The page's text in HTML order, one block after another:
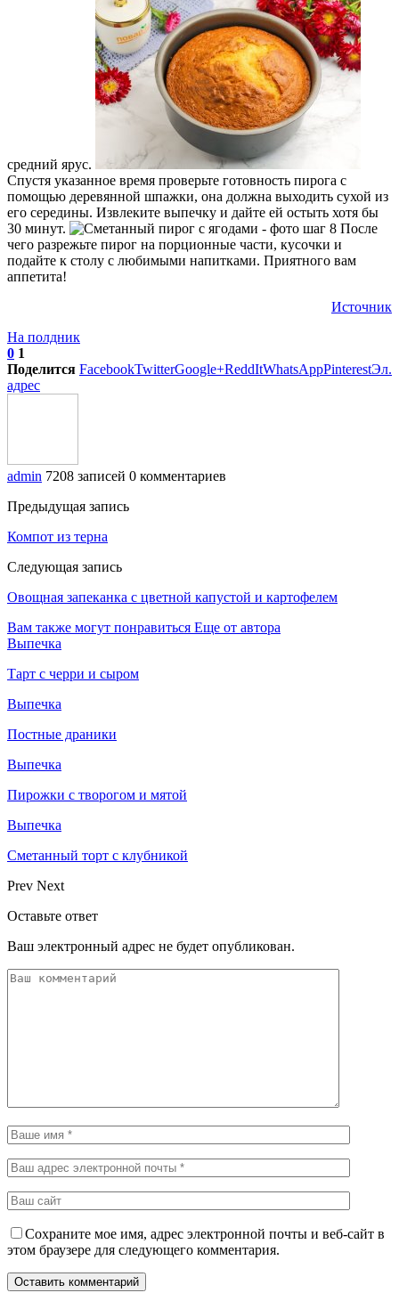
средний ярус.
Спустя указанное время проверьте готовность пирога с
помощью деревянной шпажки, она должна выходить сухой из
его середины. Извлеките выпечку и дайте ей остыть хотя бы
30 минут.
После
чего разрежьте пирог на порционные части, кусочки и
подайте к столу с любимыми напитками. Приятного вам
аппетита!
Источник
На полдник
0 1
Поделится FacebookTwitterGoogle+ReddItWhatsAppPinterestЭл.
адрес
admin 7208 записей 0 комментариев
Предыдущая запись
Компот из терна
Следующая запись
Овощная запеканка с цветной капустой и картофелем
Вам также могут понравиться Еще от автора
Выпечка
Тарт с черри и сыром
Выпечка
Постные драники
Выпечка
Пирожки с творогом и мятой
Выпечка
Сметанный торт с клубникой
Prev Next
Оставьте ответ
Ваш электронный адрес не будет опубликован.
Сохраните мое имя, адрес электронной почты и веб-сайт в
этом браузере для следующего комментария.